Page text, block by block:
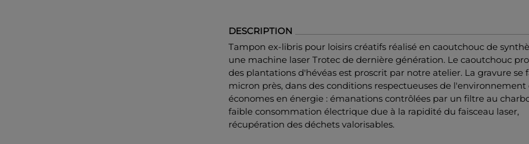
DESCRIPTION
Tampon ex-libris pour loisirs créatifs réalisé en caoutchouc de
une machine laser Trotec de dernière génération. Le caoutchouc
des plantations d'hévéas est proscrit par notre atelier. La gravure se
micron près, dans des conditions respectueuses de l'environnement
économes en énergie : émanations contrôlées par un filtre au
faible consommation électrique due à la rapidité du faisceau laser,
récupération des déchets valorisables.